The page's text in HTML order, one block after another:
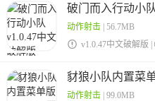
破门而入行动小队
动作射击| 56.7MB
 v1.0.47中文破解版 |
豺狼小队内置菜
动作射击| 99.0MB